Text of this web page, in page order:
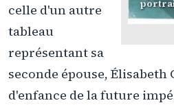
celle d'un autre
tableau
représentant sa
seconde épouse, Élisabeth
d'enfance de la future